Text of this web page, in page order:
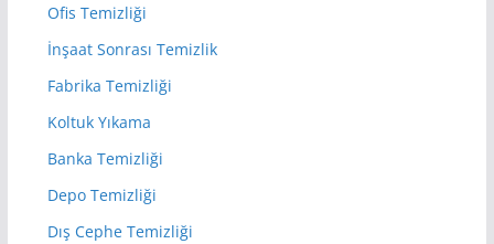
Ofis Temizliği
İnşaat Sonrası Temizlik
Fabrika Temizliği
Koltuk Yıkama
Banka Temizliği
Depo Temizliği
Dış Cephe Temizliği